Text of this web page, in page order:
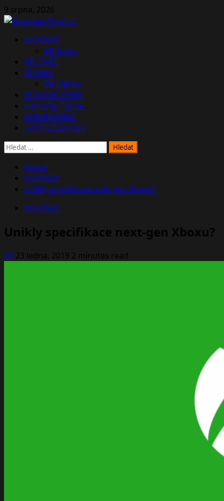
Skip
to
9 srpna, 2026
PrimaryNOVINKY
PR News
RECENZE
ČLÁNKY
PR Články
FILMOVÁ ZÓNA
Herní Tip Týdne
KOMIKSÁRNA
SVĚT DESKOVEK
Vyhledávání
Home
NOVINKY
Unikly specifikace next-gen Xboxu?
NOVINKY
Unikly specifikace next-gen Xboxu?
Jiří23 ledna, 2019 2 minutes read